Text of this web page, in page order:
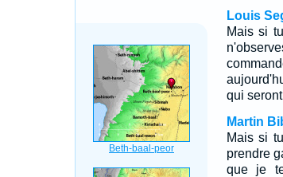
Louis
Mais si
qui
Martin
Mais si
prendre
que je